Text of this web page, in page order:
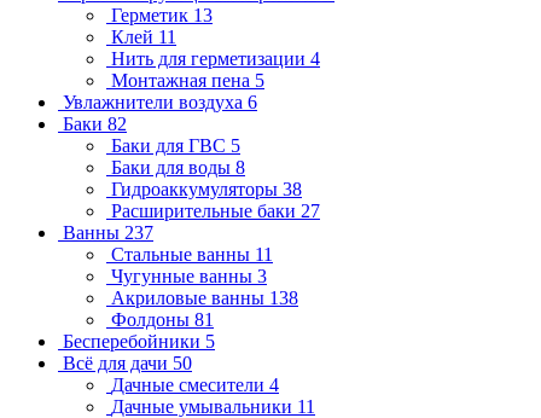
Герметик 13
Клей 11
Нить для герметизации 4
Монтажная пена 5
Увлажнители воздуха 6
Баки 82
Баки для ГВС 5
Баки для воды 8
Гидроаккумуляторы 38
Расширительные баки 27
Ванны 237
Стальные ванны 11
Чугунные ванны 3
Акриловые ванны 138
Фолдоны 81
Бесперебойники 5
Всё для дачи 50
Дачные смесители 4
Дачные умывальники 11